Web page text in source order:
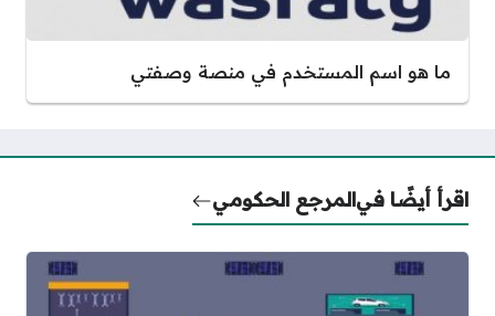
ما هو اسم المستخدم في منصة وصفتي
اقرأ أيضًا فيالمرجع الحكومي